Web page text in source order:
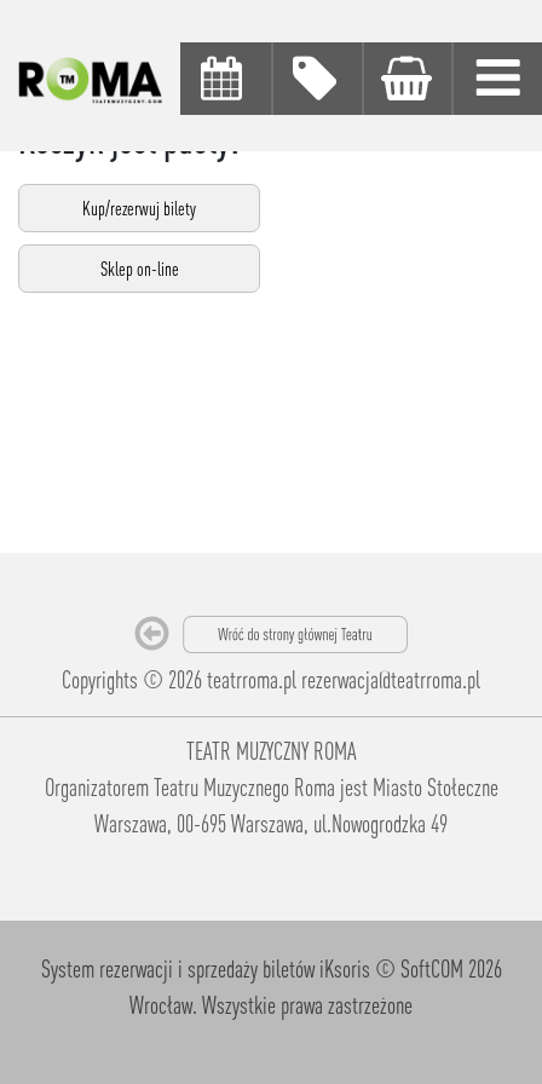
Kup/rezerwuj bilety
Sklep on-line
Copyrights © 2026 teatrroma.pl rezerwacja@teatrroma.pl
TEATR MUZYCZNY ROMA
Organizatorem Teatru Muzycznego Roma jest Miasto Stołeczne
Warszawa, 00-695 Warszawa, ul.Nowogrodzka 49
System rezerwacji i sprzedaży biletów iKsoris © SoftCOM 2026
Wrocław. Wszystkie prawa zastrzeżone